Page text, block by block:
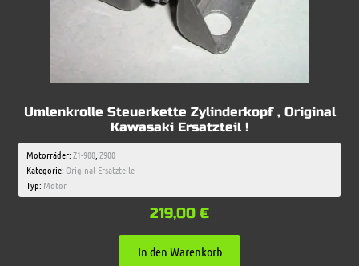
Umlenkrolle Steuerkette Zylinderkopf , Original
Kawasaki Ersatzteil !
Motorräder:Z1-900, Z900
Kategorie:Original-Ersatzteile
Typ: Motor
219,00 €
In den Warenkorb